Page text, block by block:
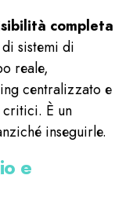
completa
di sistemi di
reale,
centralizzato e
critici. È un
inseguirle.
e